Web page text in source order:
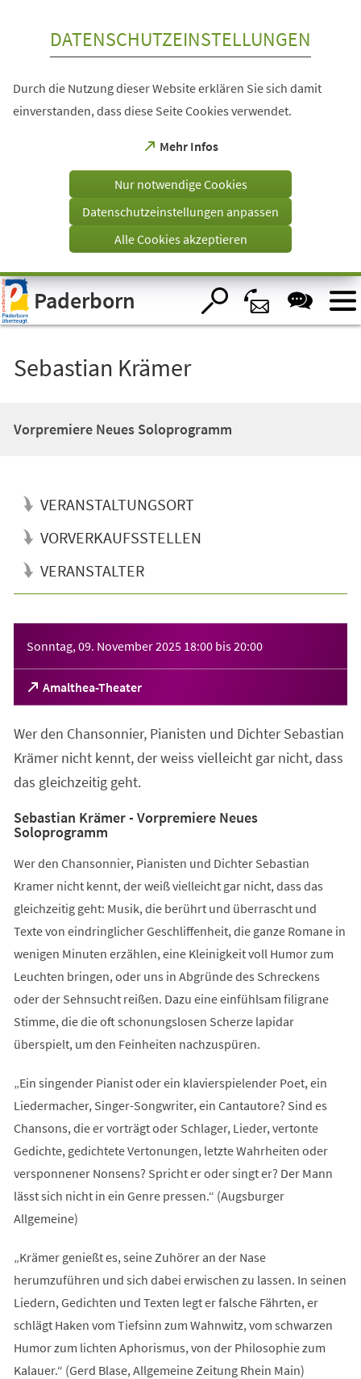
Visuelle
Assistenzsoftware
öffnen.
DATENSCHUTZEINSTELLUNGEN
Durch die Nutzung dieser Website erklären Sie sich damit
einverstanden, dass diese Seite Cookies verwendet.
Mehr Infos
(Öffnet
einem
Tab)
Nur notwendige Cookies
Datenschutzeinstellungen anpassen
Alle Cookies akzeptieren
Paderborn
Sebastian Krämer
Vorpremiere Neues Soloprogramm
VERANSTALTUNGSORT
VORVERKAUFSSTELLEN
VERANSTALTER
Sonntag, 09. November 2025 18:00 bis20:00
Amalthea-Theater
(Öffnet
in
neuen
Tab)
Wer den Chansonnier, Pianisten und Dichter Sebastian
Krämer nicht kennt, der weiss vielleicht gar nicht, dass
das gleichzeitig geht.
Sebastian Krämer - Vorpremiere Neues
Soloprogramm
Wer den Chansonnier, Pianisten und Dichter Sebastian
Kramer nicht kennt, der weiß vielleicht gar nicht, dass das
gleichzeitig geht: Musik, die berührt und überrascht und
Texte von eindringlicher Geschliffenheit, die ganze Romane in
wenigen Minuten erzählen, eine Kleinigkeit voll Humor zum
Leuchten bringen, oder uns in Abgründe des Schreckens
oder der Sehnsucht reißen. Dazu eine einfühlsam filigrane
Stimme, die die oft schonungslosen Scherze lapidar
überspielt, um den Feinheiten nachzuspüren.
„Ein singender Pianist oder ein klavierspielender Poet, ein
Liedermacher, Singer-Songwriter, ein Cantautore? Sind es
Chansons, die er vorträgt oder Schlager, Lieder, vertonte
Gedichte, gedichtete Vertonungen, letzte Wahrheiten oder
versponnener Nonsens? Spricht er oder singt er? Der Mann
lässt sich nicht in ein Genre pressen.“ (Augsburger
Allgemeine)
„Krämer genießt es, seine Zuhörer an der Nase
herumzuführen und sich dabei erwischen zu lassen. In seinen
Liedern, Gedichten und Texten legt er falsche Fährten, er
schlägt Haken vom Tiefsinn zum Wahnwitz, vom schwarzen
Humor zum lichten Aphorismus, von der Philosophie zum
Kalauer.“ (Gerd Blase, Allgemeine Zeitung Rhein Main)